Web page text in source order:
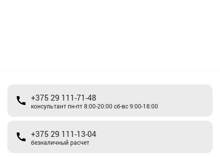
+375 29 111-71-48
консультант пн-пт 8:00-20:00 сб-вс 9:00-18:00
+375 29 111-13-04
безналичный расчет